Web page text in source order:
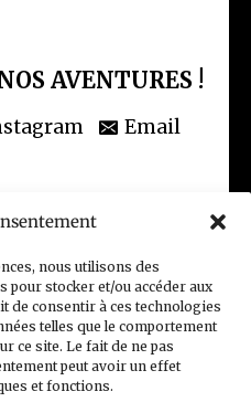
nous utilisons des
pour stocker et/ou accéder aux
de consentir à ces technologies
telles que le comportement
ce site. Le fait de ne pas
peut avoir un effet
et fonctions.
AVENTURES !
Email
de vente
Contact
(UE)